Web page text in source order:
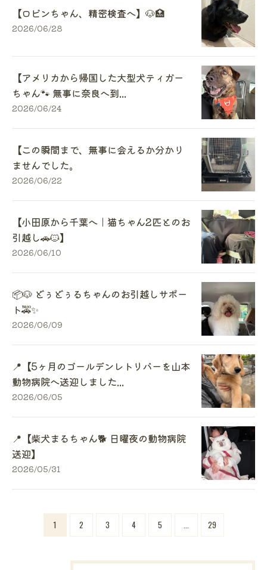
【ロビンちゃん、精密検査へ】🐶🏥
2026/06/28
【アメリカから帰国した大型犬ティガー
ちゃん🐾 無事に奈良へ到...
2026/06/24
【この瞬間まで、無事に会えるか分かり
ませんでした。
2026/06/22
【小田原から千葉へ｜猫ちゃん2匹とのお
引越し🚗🐱】
2026/06/10
📦🐶 どぅどぅるちゃんのお引越しサポー
ト🚕✨
2026/06/09
📍【5ヶ月のゴールデンレトリバーを山本
動物病院へ送迎しました...
2026/06/05
📍【柴犬まるちゃん🐕 日曜夜の動物病院
送迎】
2026/05/31
1 2 3 4 5 ... 29